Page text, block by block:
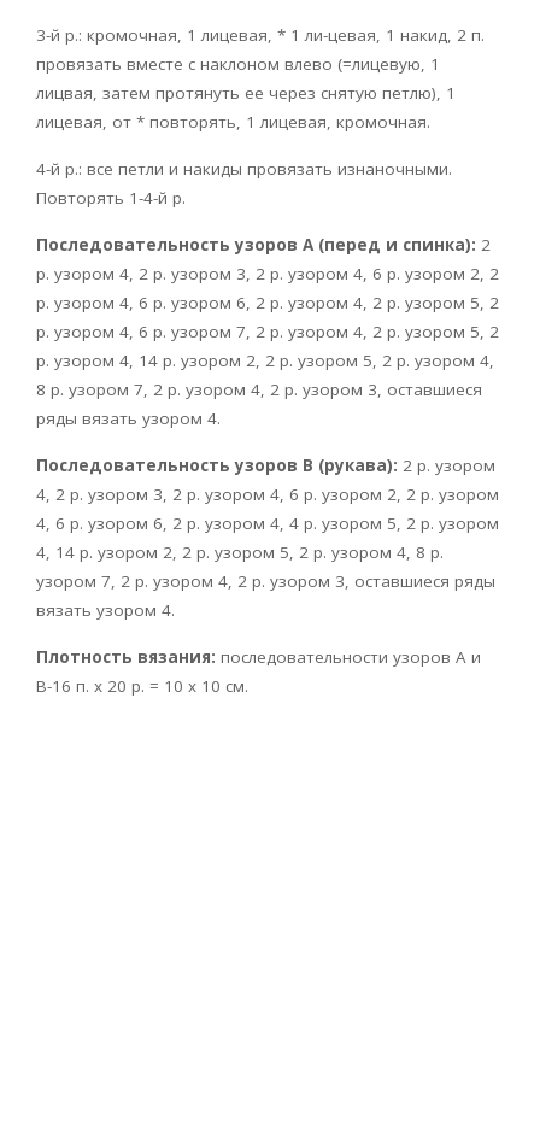
3-й р.: кромочная, 1 лицевая, * 1 ли-цевая, 1 накид, 2 п.
провязать вместе с наклоном влево (=лицевую, 1
лицвая, затем протянуть ее через снятую петлю), 1
лицевая, от * повторять, 1 лицевая, кромочная.
4-й р.: все петли и накиды провязать изнаночными.
Повторять 1-4-й р.
Последовательность узоров А (перед и спинка): 2
р. узором 4, 2 р. узором 3, 2 р. узором 4, 6 р. узором 2, 2
р. узором 4, 6 р. узором 6, 2 р. узором 4, 2 р. узором 5, 2
р. узором 4, 6 р. узором 7, 2 р. узором 4, 2 р. узором 5, 2
р. узором 4, 14 р. узором 2, 2 р. узором 5, 2 р. узором 4,
8 р. узором 7, 2 р. узором 4, 2 р. узором 3, оставшиеся
ряды вязать узором 4.
Последовательность узоров В (рукава): 2 р. узором
4, 2 р. узором 3, 2 р. узором 4, 6 р. узором 2, 2 р. узором
4, 6 р. узором 6, 2 р. узором 4, 4 р. узором 5, 2 р. узором
4, 14 р. узором 2, 2 р. узором 5, 2 р. узором 4, 8 р.
узором 7, 2 р. узором 4, 2 р. узором 3, оставшиеся ряды
вязать узором 4.
Плотность вязания: последовательности узоров А и
В-16 п. х 20 р. = 10 х 10 см.